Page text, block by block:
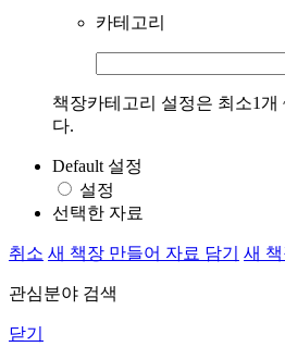
카테고리
책장카테고리 설정은 최소1개
다.
Default 설정
설정
선택한 자료
취소 새 책장 만들어 자료 담기 새
관심분야 검색
닫기